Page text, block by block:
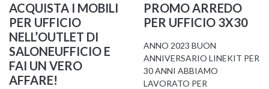
ACQUISTA I MOBILI
PER UFFICIO
NELL’OUTLET DI
SALONEUFFICIO E
FAI UN VERO
AFFARE!
PROMO ARREDO
PER UFFICIO 3X30
ANNO 2023 BUON
ANNIVERSARIO LINEKIT PER
30 ANNI ABBIAMO
LAVORATO PER